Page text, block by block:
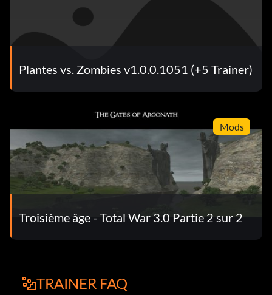
Plantes vs. Zombies v1.0.0.1051 (+5 Trainer)
Mods
Troisième âge - Total War 3.0 Partie 2 sur 2
TRAINER FAQ